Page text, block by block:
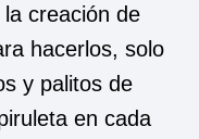
creación de
hacerlos, solo
y palitos de
en cada